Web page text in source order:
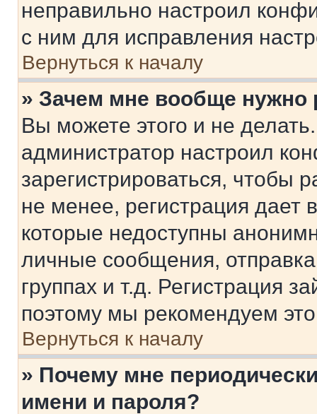
неправильно настроил
с ним для исправления
Вернуться к началу
» Зачем мне вообще нужно
Вы можете этого и не
администратор настроил
зарегистрироваться, чтобы
не менее, регистрация
которые недоступны
личные сообщения,
группах и т.д. Регистрация
поэтому мы рекомендуем
Вернуться к началу
» Почему мне
имени и пароля?